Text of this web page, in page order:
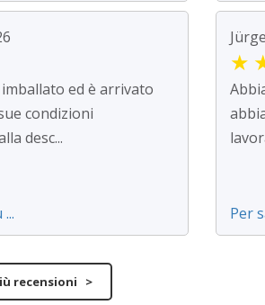
ed è arrivato
condizioni
desc...
★
Per
recensioni >